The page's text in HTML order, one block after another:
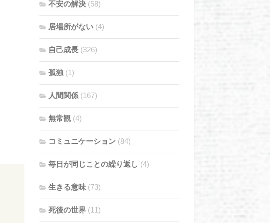
不安の解決 (58)
居場所がない (4)
自己成長 (326)
孤独 (1)
人間関係 (167)
無常観 (4)
コミュニケーション (84)
毎日が同じことの繰り返し (4)
生きる意味 (73)
死後の世界 (11)